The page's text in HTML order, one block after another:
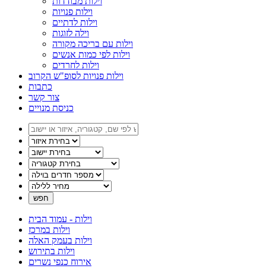
וילות פנויות
וילות לדתיים
וילה לזוגות
וילות עם בריכה מקורה
וילות לפי כמות אנשים
וילות לחרדים
וילות פנויות לסופ"ש הקרוב
כתבות
צור קשר
כניסת מנויים
וילות - עמוד הבית
וילות במרכז
וילות בעמק האלה
וילות בתירוש
אירוח כנפי נשרים